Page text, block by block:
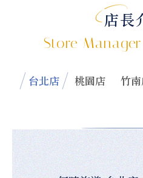
店長
Store
台北店 桃園店 竹